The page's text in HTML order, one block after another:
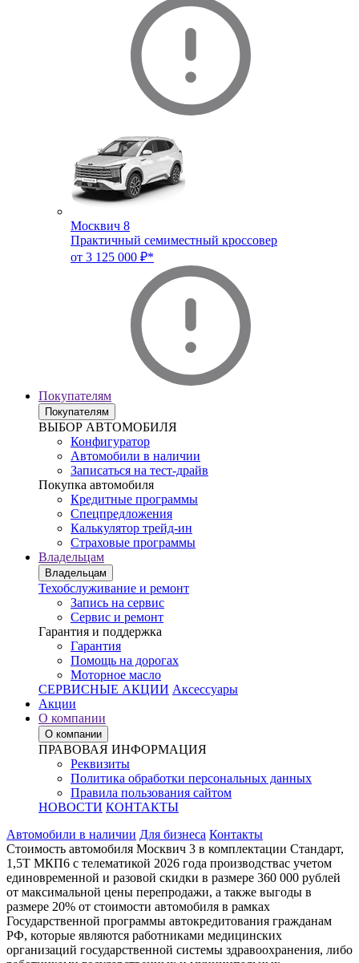
Москвич 8
Практичный семиместный кроссовер
от 3 125 000 ₽*
Покупателям
Покупателям
ВЫБОР АВТОМОБИЛЯ
Конфигуратор
Автомобили в наличии
Записаться на тест-драйв
Покупка автомобиля
Кредитные программы
Спецпредложения
Калькулятор трейд-ин
Страховые программы
Владельцам
Владельцам
Техобслуживание и ремонт
Запись на сервис
Сервис и ремонт
Гарантия и поддержка
Гарантия
Помощь на дорогах
Моторное масло
СЕРВИСНЫЕ АКЦИИ Аксессуары
Акции
О компании
О компании
ПРАВОВАЯ ИНФОРМАЦИЯ
Реквизиты
Политика обработки персональных данных
Правила пользования сайтом
НОВОСТИ КОНТАКТЫ
Автомобили в наличии Для бизнеса Контакты
Стоимость автомобиля Москвич 3 в комплектации Стандарт,
1,5Т МКП6 с телематикой 2026 года производствас учетом
единовременной и разовой скидки в размере 360 000 рублей
от максимальной цены перепродажи, а также выгоды в
размере 20% от стоимости автомобиля в рамках
Государственной программы автокредитования гражданам
РФ, которые являются работниками медицинских
организаций государственной системы здравоохранения, либо